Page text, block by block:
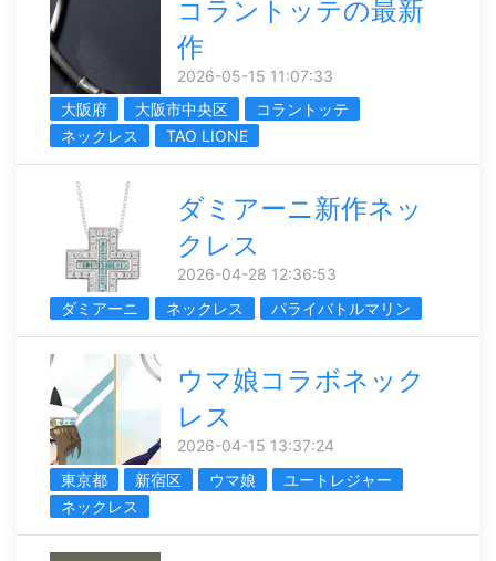
コラントッテの最新
作
2026-05-15 11:07:33
大阪府
大阪市中央区
コラントッテ
ネックレス
TAO LIONE
ダミアーニ新作ネッ
クレス
2026-04-28 12:36:53
ダミアーニ
ネックレス パライバトルマリン
ウマ娘コラボネック
レス
2026-04-15 13:37:24
東京都
新宿区 ウマ娘
ユートレジャー
ネックレス